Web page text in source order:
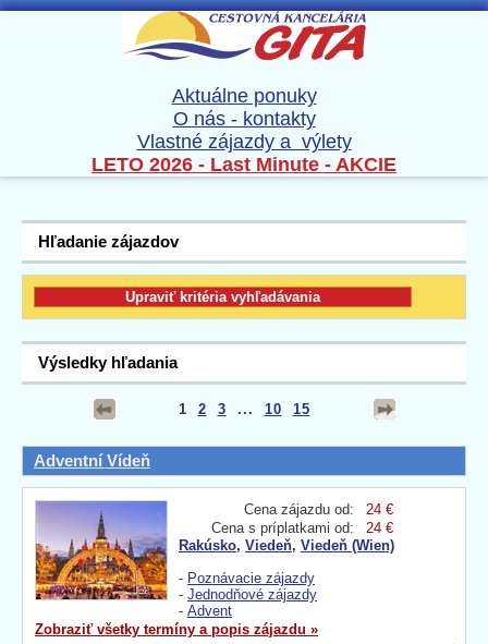
Aktuálne ponuky
O nás - kontakty
Vlastné zájazdy a výlety
LETO 2026 - Last Minute - AKCIE
Hľadanie zájazdov
Výsledky hľadania
1 2 3 ... 10 15
Adventní Vídeň
Cena zájazdu od:
24 €
Cena s príplatkami od:
24 €
Rakúsko, Viedeň, Viedeň (Wien)
- Poznávacie zájazdy
- Jednodňové zájazdy
- Advent
Zobraziť všetky termíny a popis zájazdu »